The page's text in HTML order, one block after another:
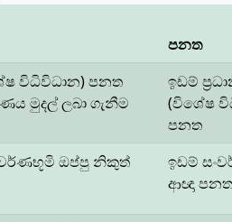
පනත
විධිවිධාන) පනත
මුදල් ලබා ගැනීම
ඉඩම්
(විශේෂ
පනත
ඔප්පු නිකුත්
ඉඩම්
ආඥා පනත